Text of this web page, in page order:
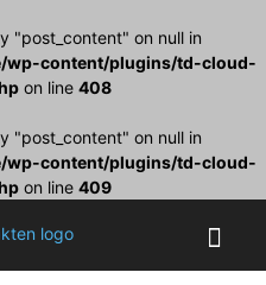
"post_content" on null in
wp-content/plugins/td-cloud-
on line 408
"post_content" on null in
wp-content/plugins/td-cloud-
on line 409